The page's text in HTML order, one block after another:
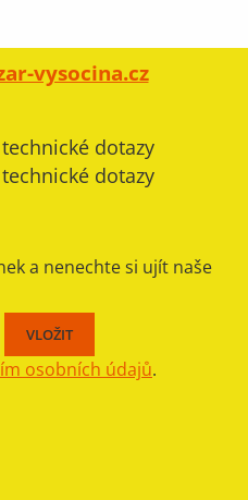
vysocina.cz
dotazy
dotazy
a nenechte si ujít naše
osobních údajů.